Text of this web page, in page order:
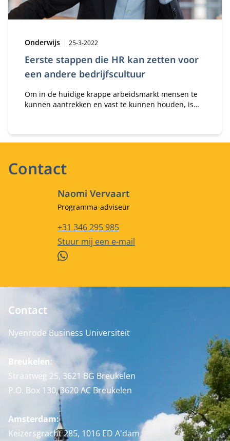
Eerste stappen die HR kan zetten voor
een andere bedrijfscultuur
Type:
Onderwijs Publicatiedatum:
25-3-2022
Om in de huidige krappe arbeidsmarkt mensen te
kunnen aantrekken en vast te kunnen houden, is
zijn je eerste concrete stappen?
Contact
Naomi Vervaart
Functietitel
Programma-adviseur
Telefoonnummer
+31 346 295 985
E-mailadres
Stuur mij een e-mail
WhatsApp
Contact
Nyenrode Business Universiteit
Breukelen:
Straatweg 25, 3621 BG Breukelen
P.O. Box 130, 3620 AC Breukelen
Amsterdam:
Keizersgracht 285, 1016 ED A'dam